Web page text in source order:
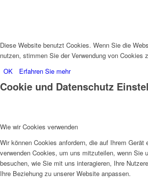
Diese Website benutzt Cookies. Wenn Sie die
nutzen, stimmen Sie der Verwendung von Cookies
OK
Erfahren Sie mehr
Cookie und Datenschutz
Wie wir Cookies verwenden
Wir können Cookies anfordern, die auf Ihrem Gerät
verwenden Cookies, um uns mitzuteilen, wenn Sie
besuchen, wie Sie mit uns interagieren, Ihre
Ihre Beziehung zu unserer Website anpassen.